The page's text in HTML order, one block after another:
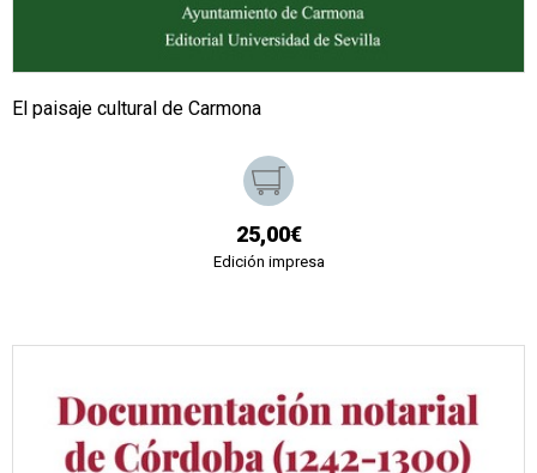
El paisaje cultural de Carmona
25,00€
Edición impresa